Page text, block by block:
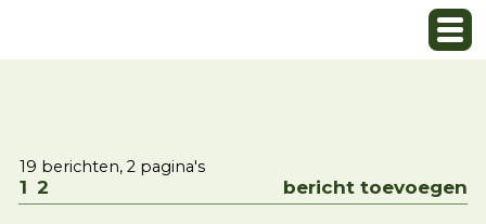
19 berichten, 2 pagina's
bericht toevoegen
1 2